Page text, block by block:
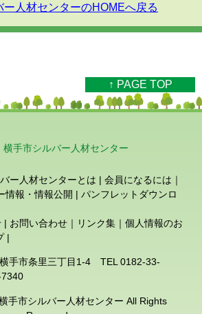
ー人材センターのHOMEへ戻る
↑ PAGE TOP
手市シルバー人材センター
ー人材センターとは |会員になるには ｜
情報・情報公開 |パンフレットダウンロ
| お問い合わせ ｜ リンク集 ｜個人情報のお
|
手市条里三丁目1-4 TEL 0182-33-
手市シルバー人材センター All Rights